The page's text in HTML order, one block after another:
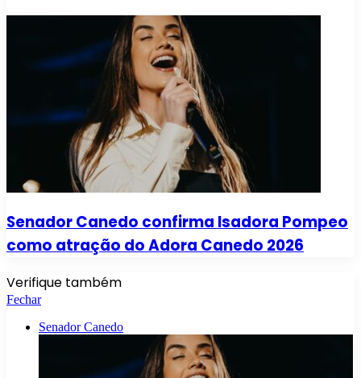
Senador Canedo confirma Isadora Pompeo
como atração do Adora Canedo 2026
Verifique também
Fechar
Senador Canedo